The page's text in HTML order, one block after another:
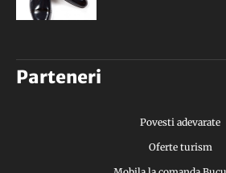
Parteneri
Povesti adevarate
Oferte turism